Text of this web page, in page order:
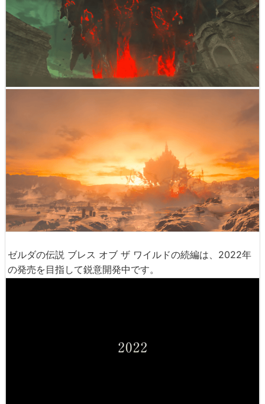
ゼルダの伝説 ブレス オブ ザ ワイルドの続編は、2022年
の発売を目指して鋭意開発中です。